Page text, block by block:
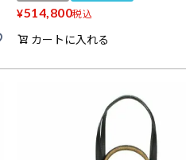
¥514,800税込
カートに入れる